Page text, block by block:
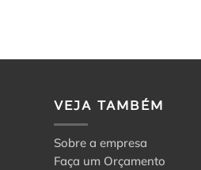
VEJA TAMBÉM
Sobre a empresa
Faça um Orçamento